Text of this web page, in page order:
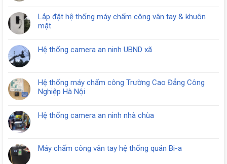
Lắp đặt hệ thống máy chấm công vân tay & khuôn
mặt
Hệ thống camera an ninh UBND xã
Hệ thống máy chấm công Trường Cao Đẳng Công
Nghiệp Hà Nội
Hệ thống camera an ninh nhà chùa
Máy chấm công vân tay hệ thống quán Bi-a